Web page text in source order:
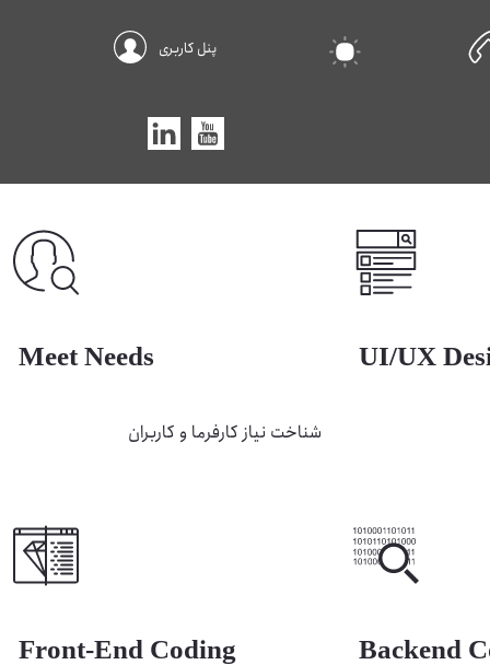
پنل کاربری
UI/UX
Meet Needs
شناخت نیاز کارفرما و کاربران
Backend
Front-End Coding